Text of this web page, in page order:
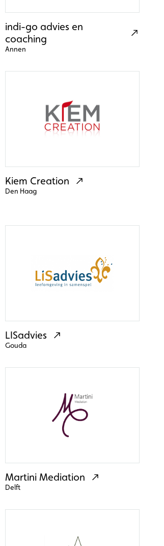
indi-go advies en
coaching
Annen
Kiem Creation
Den Haag
LISadvies
Gouda
Martini Mediation
Delft